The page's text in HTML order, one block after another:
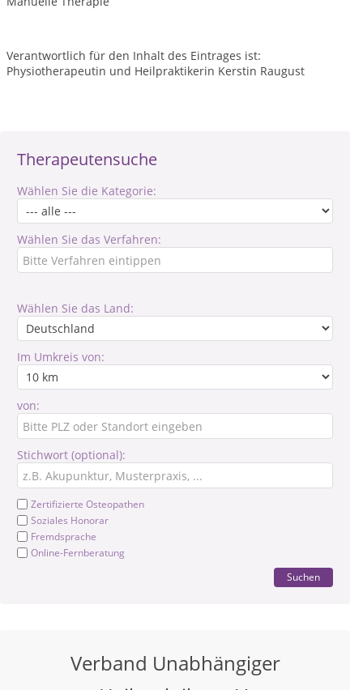
Therapeutensuche
Wählen Sie die Kategorie:
Wählen Sie das Verfahren:
Wählen Sie das Land:
Im Umkreis von:
von:
Stichwort (optional):
Zertifizierte Osteopathen
Soziales Honorar
Fremdsprache
Online-Fernberatung
Suchen
Verband Unabhängiger
Verantwortlich für den Inhalt des Eintrages ist:
Physiotherapeutin und Heilpraktikerin Kerstin Raugust